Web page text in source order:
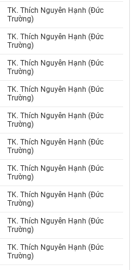
TK. Thích Nguyên Hạnh (Đức
Trường)
TK. Thích Nguyên Hạnh (Đức
Trường)
TK. Thích Nguyên Hạnh (Đức
Trường)
TK. Thích Nguyên Hạnh (Đức
Trường)
TK. Thích Nguyên Hạnh (Đức
Trường)
TK. Thích Nguyên Hạnh (Đức
Trường)
TK. Thích Nguyên Hạnh (Đức
Trường)
TK. Thích Nguyên Hạnh (Đức
Trường)
TK. Thích Nguyên Hạnh (Đức
Trường)
TK. Thích Nguyên Hạnh (Đức
Trường)